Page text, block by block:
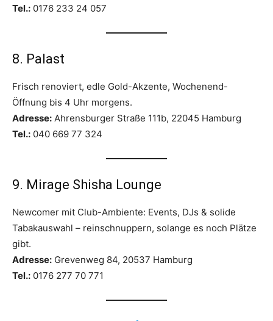
Tel.: 0176 233 24 057
8. Palast
Frisch renoviert, edle Gold-Akzente, Wochenend-
Öffnung bis 4 Uhr morgens.
Adresse: Ahrensburger Straße 111b, 22045 Hamburg
Tel.: 040 669 77 324
9. Mirage Shisha Lounge
Newcomer mit Club-Ambiente: Events, DJs & solide
Tabakauswahl – reinschnuppern, solange es noch Plätze
gibt.
Adresse: Grevenweg 84, 20537 Hamburg
Tel.: 0176 277 70 771